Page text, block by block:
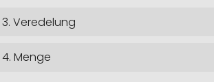
3.Veredelung
4.Menge